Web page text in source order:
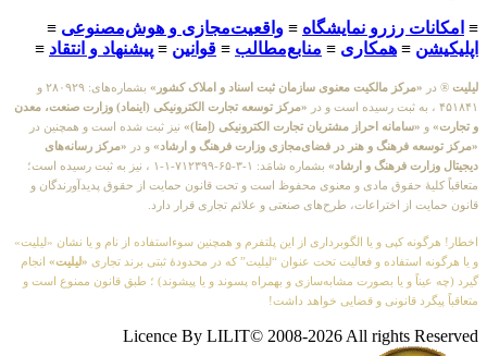
≡ امکانات رزرو نمایشگاه ≡ واقعیت‌مجازی و هوش‌مصنوعی ≡
اپلیکیشن ≡ همکاری ≡ منابع‌مطالب ≡ قوانین ≡ پیشنهاد و انتقاد ≡
لیلیت ® در «مرکز مالکیت معنوی سازمان ثبت اسناد و املاک کشور»
بشماره‌های: ۲۸۰۹۲۹ و
۴۵۱۸۴۱ ، به ثبت رسیده است و در
«مرکز توسعه تجارت الکترونیکی (اینماد) وزارت صنعت، معدن
و تجارت» و «سامانه احراز مشتریان تجارت الکترونیکی (اِمتا)» نیز ثبت شده است و همچنین در
«مرکز توسعه فرهنگ و هنر در فضای‌مجازی وزارت فرهنگ و ارشاد» و در «مرکز رسانه‌های
دیجیتال وزارت فرهنگ و ارشاد»
بشماره شامَد: ۱-۳-۶۵-۷۱۲۳۹۹-۱-۱ ، نیز به ثبت رسیده است؛
متعاقباً کلیهٔ حقوق مادی و معنوی محفوظ است و تحت قانون حمایت از حقوق پدیدآورندگان و
قانون حمایت از اختراعات، طرح‌های صنعتی و علائم تجاری قرار دارد.
اخطار! هرگونه کپی و یا الگوبرداری از این پلتفرم و همچنین سوءاستفاده از نام و یا نشان «لیلیت»
و یا هرگونه استفاده و فعالیت تحت عنوان “لیلیت” که در محدودهٔ ثبتی برند تجاری «لیلیت» انجام
گیرد (چه عیناً و یا بصورت مشابه‌سازی و بهمراه پسوند و یا پیشوند) ؛ طبق قانون ممنوع است و
متعاقباً پیگرد قانونی و قضایی خواهد داشت!
Licence By LILIT© 2008-2026 All rights Reserved